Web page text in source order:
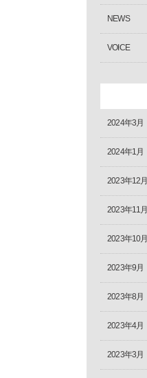
NEWS
VOICE
2024年3月
2024年1月
2023年12月
2023年11月
2023年10月
2023年9月
2023年8月
2023年4月
2023年3月